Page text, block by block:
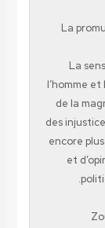
1- La
2- La
l’homme
de la
des
encore
et